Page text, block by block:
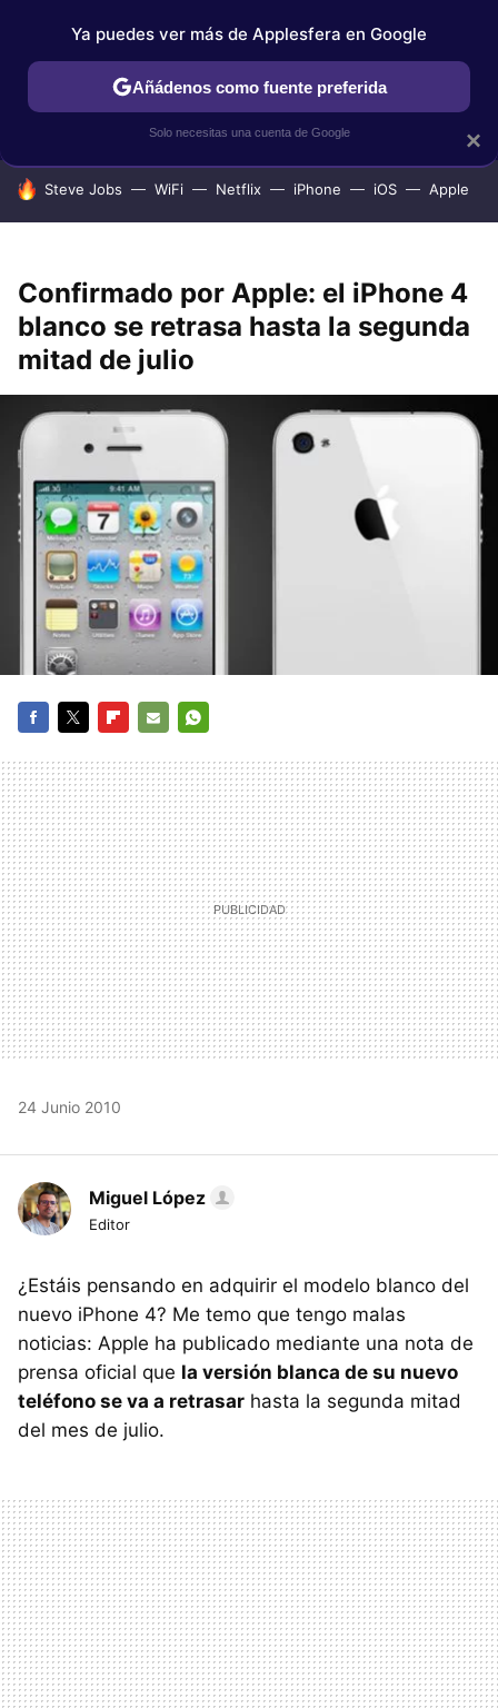
IPHONE TUTORIALES APPLESFERA SELECCIÓN
HOY SE HABLA DE
Steve Jobs WiFi Netflix iPhone iOS Apple
Confirmado por Apple: el iPhone 4
blanco se retrasa hasta la segunda
mitad de julio
MAIL
24 Junio 2010
Miguel López
Editor
¿Estáis pensando en adquirir el modelo blanco del
nuevo iPhone 4? Me temo que tengo malas
noticias: Apple ha publicado mediante una nota de
prensa oficial que la versión blanca de su nuevo
teléfono se va a retrasar hasta la segunda mitad
del mes de julio.
×
Ya puedes ver más de Applesfera en Google
Añádenos como fuente preferida
Solo necesitas una cuenta de Google